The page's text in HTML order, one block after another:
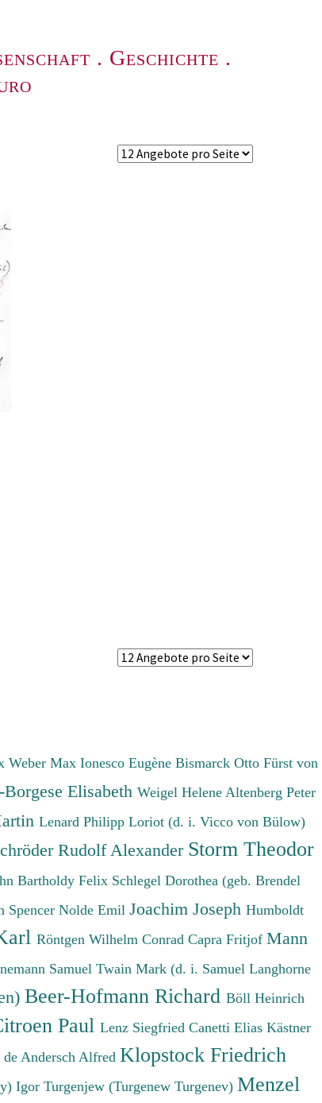
. Geschichte .
Weber MaxIonesco EugèneBismarck Otto Fürst von
Elisabeth Weigel Helene Altenberg Peter
Lenard Philipp Loriot (d. i. Vicco von Bülow)
Rudolf Alexander Storm Theodor
Bartholdy Felix Schlegel Dorothea (geb. Brendel
Spencer Nolde Emil Joachim Joseph Humboldt
Röntgen Wilhelm Conrad Capra Fritjof Mann
Samuel Twain Mark (d. i. Samuel Langhorne
Beer-Hofmann Richard Böll Heinrich
Paul Lenz Siegfried Canetti Elias Kästner
de Andersch Alfred Klopstock Friedrich
Igor Turgenjew (Turgenew Turgenev) Menzel